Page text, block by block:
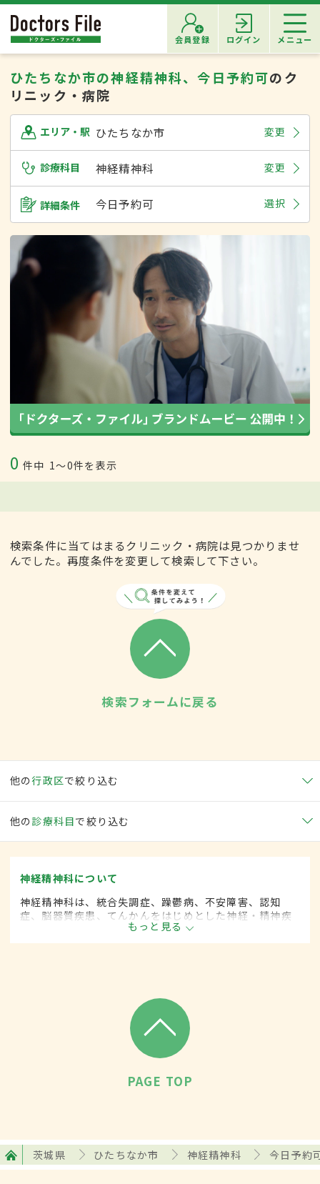
会員登録 ログイン メニュー
ひたちなか市の神経精神科、今日予約可のク
リニック・病院
エリア・駅 ひたちなか市 変更
診療科目 神経精神科 変更
詳細条件 今日予約可 選択
0 件中 1〜0件を表示
検索条件に当てはまるクリニック・病院は見つかりませ
んでした。再度条件を変更して検索して下さい。
検索フォームに戻る
他の行政区で絞り込む
他の 診療科目で絞り込む
神経精神科について
神経精神科は、統合失調症、躁鬱病、不安障害、認知
症、脳器質疾患、てんかんをはじめとした神経・精神疾
患を専門的に取り扱います。
もっと見る
PAGE TOP
茨城県 ひたちなか市 神経精神科 今日予約